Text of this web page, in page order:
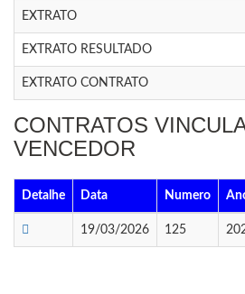
EXTRATO
EXTRATO RESULTADO
EXTRATO CONTRATO
CONTRATOS
VENCEDOR
Detalhe Data Numero
19/03/2026 125